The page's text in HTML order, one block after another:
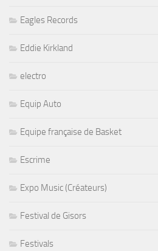
Eagles Records
Eddie Kirkland
electro
Equip Auto
Equipe française de Basket
Escrime
Expo Music (Créateurs)
Festival de Gisors
Festivals